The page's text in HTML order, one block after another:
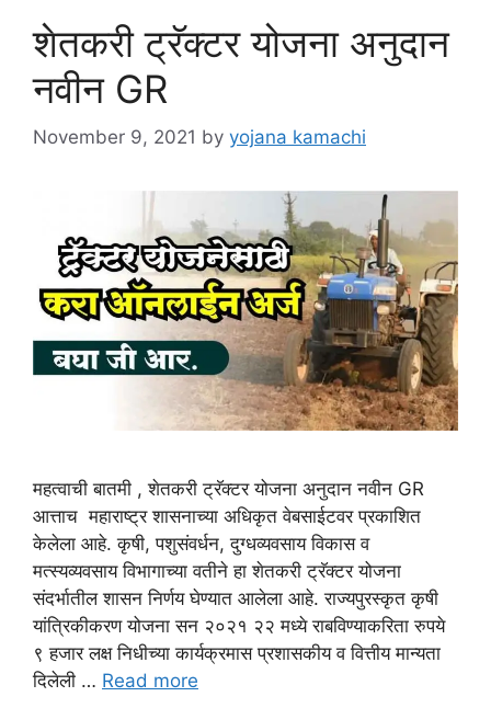
शेतकरी ट्रॅक्टर योजना अनुदान
नवीन GR
November 9, 2021 by yojana kamachi
महत्वाची बातमी , शेतकरी ट्रॅक्टर योजना अनुदान नवीन GR
आत्ताच महाराष्ट्र शासनाच्या अधिकृत वेबसाईटवर प्रकाशित
केलेला आहे. कृषी, पशुसंवर्धन, दुग्धव्यवसाय विकास व
मत्स्यव्यवसाय विभागाच्या वतीने हा शेतकरी ट्रॅक्टर योजना
संदर्भातील शासन निर्णय घेण्यात आलेला आहे. राज्यपुरस्कृत कृषी
यांत्रिकीकरण योजना सन २०२१ २२ मध्ये राबविण्याकरिता रुपये
९ हजार लक्ष निधीच्या कार्यक्रमास प्रशासकीय व वित्तीय मान्यता
दिलेली … Read more